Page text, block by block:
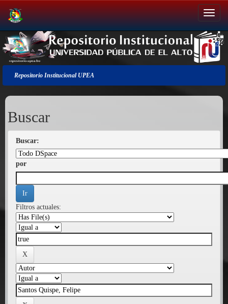
Salir
de
la
navegación
Repositorio Institucional UPEA
Buscar
Buscar:
por
Filtros actuales: